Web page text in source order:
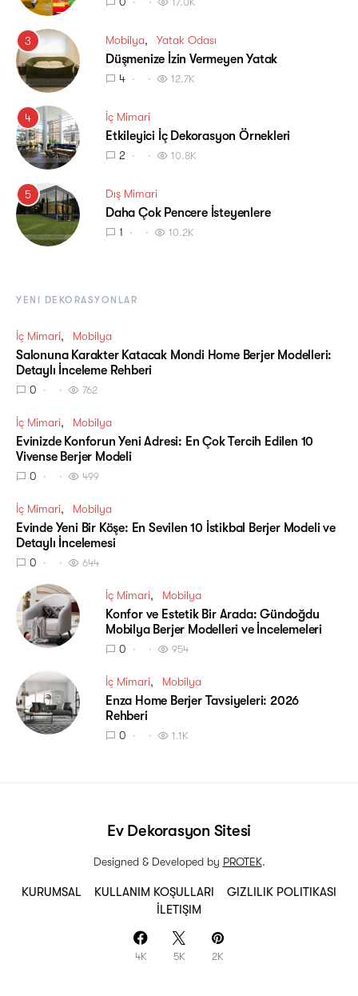
3 Mobilya Yatak Odası
Düşmenize İzin Vermeyen Yatak
4 12.7K
4 İç Mimari
Etkileyici İç Dekorasyon Örnekleri
2 10.8K
5 Dış Mimari
Daha Çok Pencere İsteyenlere
1 10.2K
YENI DEKORASYONLAR
İç Mimari Mobilya
Salonuna Karakter Katacak Mondi Home Berjer Modelleri:
Detaylı İnceleme Rehberi
0 762
İç Mimari Mobilya
Evinizde Konforun Yeni Adresi: En Çok Tercih Edilen 10
Vivense Berjer Modeli
0 499
İç Mimari Mobilya
Evinde Yeni Bir Köşe: En Sevilen 10 İstikbal Berjer Modeli ve
Detaylı İncelemesi
0 644
İç Mimari Mobilya
Konfor ve Estetik Bir Arada: Gündoğdu
Mobilya Berjer Modelleri ve İncelemeleri
0 954
İç Mimari Mobilya
Enza Home Berjer Tavsiyeleri: 2026
Rehberi
0 1.1K
KURUMSAL KULLANIM KOŞULLARI
GIZLILIK POLITIKASI
İLETIŞIM
4K 5K 2K
Ev Dekorasyon Sitesi
Designed & Developed by PROTEK.